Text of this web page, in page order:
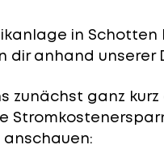
in
dir anhand unserer
zunächst ganz